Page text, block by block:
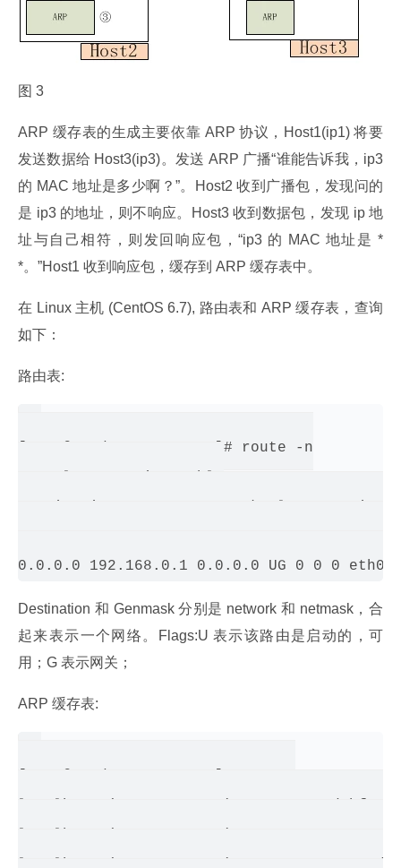
图 3
ARP 缓存表的生成主要依靠 ARP 协议，Host1(ip1) 将要
发送数据给 Host3(ip3)。发送 ARP 广播“谁能告诉我，ip3
的 MAC 地址是多少啊？”。Host2 收到广播包，发现问的
是 ip3 的地址，则不响应。Host3 收到数据包，发现 ip 地
址与自己相符，则发回响应包，“ip3 的 MAC 地址是 *
*。”Host1 收到响应包，缓存到 ARP 缓存表中。
在 Linux 主机 (CentOS 6.7), 路由表和 ARP 缓存表，查询
如下：
路由表:
[root@TendyRonSys-01 ~]# route -n
Destination 和 Genmask 分别是 network 和 netmask，合
起来表示一个网络。Flags:U 表示该路由是启动的，可
用；G 表示网关；
ARP 缓存表: